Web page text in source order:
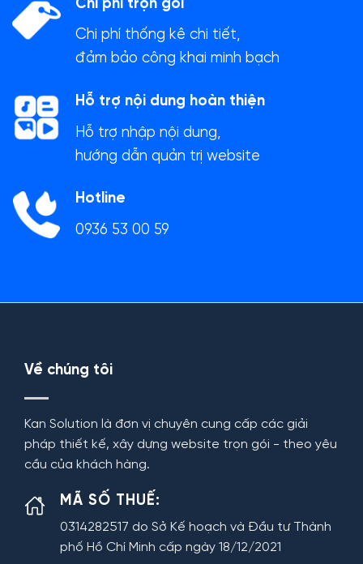
Chi phí trọn gói
Chi phí thống kê chi tiết,
đảm bảo công khai minh bạch
Hỗ trợ nội dung hoàn thiện
Hỗ trợ nhập nội dung,
hướng dẫn quản trị website
Hotline
0936 53 00 59
Về chúng tôi
Kan Solution là đơn vị chuyên cung cấp các giải
pháp thiết kế, xây dựng website trọn gói - theo yêu
cầu của khách hàng.
MÃ SỐ THUẾ:
0314282517 do Sở Kế hoạch và Đầu tư Thành
phố Hồ Chí Minh cấp ngày 18/12/2021